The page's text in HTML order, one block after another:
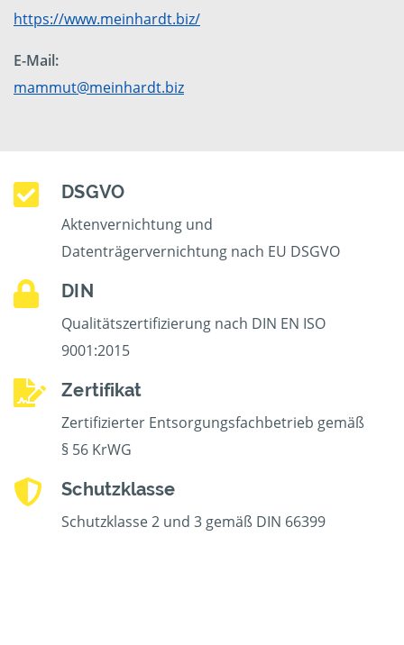
https://www.meinhardt.biz/
E-Mail:
mammut@meinhardt.biz
DSGVO
Aktenvernichtung und
Datenträgervernichtung nach EU DSGVO
DIN
Qualitätszertifizierung nach DIN EN ISO
9001:2015
Zertifikat
Zertifizierter Entsorgungsfachbetrieb gemäß
§ 56 KrWG
Schutzklasse
Schutzklasse 2 und 3 gemäß DIN 66399